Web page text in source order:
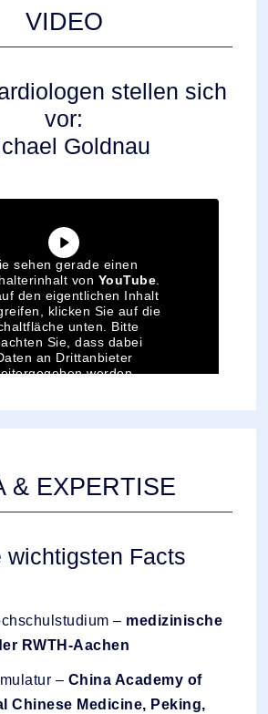
VIDEO
stellen sich
vor:
Goldnau
sehen gerade einen
von YouTube
den eigentlichen Inhalt
klicken Sie auf die
unten. Bitte
Sie, dass dabei
an Drittanbieter
werden.
und Inhalte
& EXPERTISE
Facts
– medizinische
RWTH-Aachen
– China Academy of
Chinese Medicine, Peking,